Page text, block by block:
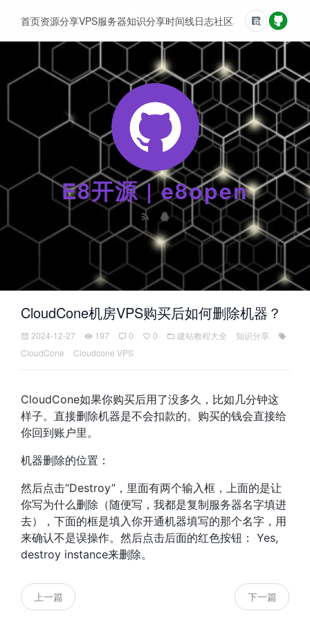
E8开源 | e8open
首页资源分享VPS服务器知识分享时间线日志社区友情链接
CloudCone机房VPS购买后如何删除机器？
2024-12-27 197 0 0 建站教程大全
知识分享
CloudCone
Cloudcone VPS
CloudCone如果你购买后用了没多久，比如几分钟这
样子。直接删除机器是不会扣款的。购买的钱会直接给
你回到账户里。
机器删除的位置：
然后点击“Destroy”，里面有两个输入框，上面的是让
你写为什么删除（随便写，我都是复制服务器名字填进
去），下面的框是填入你开通机器填写的那个名字，用
来确认不是误操作。然后点击后面的红色按钮： Yes,
destroy instance来删除。
上一篇 下一篇